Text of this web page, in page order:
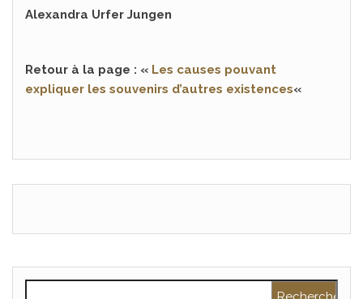
Alexandra Urfer Jungen
Retour à la page : « Les causes pouvant
expliquer les souvenirs d’autres existences«